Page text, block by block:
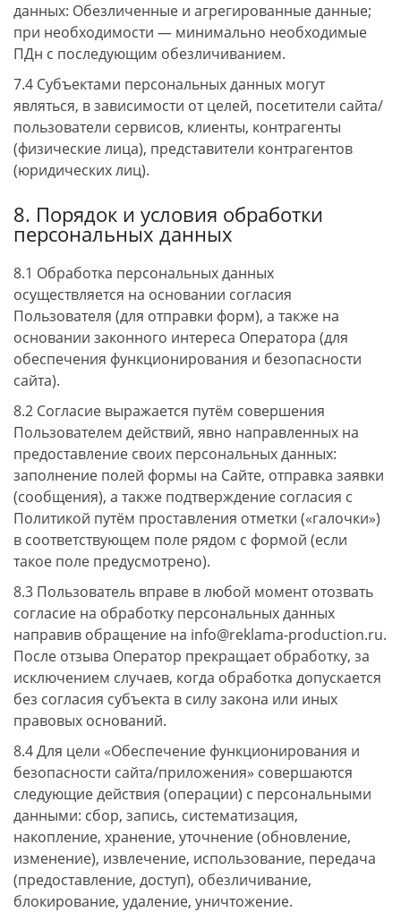
данных: Обезличенные и агрегированные данные;
при необходимости — минимально необходимые
ПДн с последующим обезличиванием.
7.4 Субъектами персональных данных могут
являться, в зависимости от целей, посетители сайта/
пользователи сервисов, клиенты, контрагенты
(физические лица), представители контрагентов
(юридических лиц).
8. Порядок и условия обработки
персональных данных
8.1 Обработка персональных данных
осуществляется на основании согласия
Пользователя (для отправки форм), а также на
основании законного интереса Оператора (для
обеспечения функционирования и безопасности
сайта).
8.2 Согласие выражается путём совершения
Пользователем действий, явно направленных на
предоставление своих персональных данных:
заполнение полей формы на Сайте, отправка заявки
(сообщения), а также подтверждение согласия с
Политикой путём проставления отметки («галочки»)
в соответствующем поле рядом с формой (если
такое поле предусмотрено).
8.3 Пользователь вправе в любой момент отозвать
согласие на обработку персональных данных
направив обращение на info@reklama-production.ru.
После отзыва Оператор прекращает обработку, за
исключением случаев, когда обработка допускается
без согласия субъекта в силу закона или иных
правовых оснований.
8.4 Для цели «Обеспечение функционирования и
безопасности сайта/приложения» совершаются
следующие действия (операции) с персональными
данными: сбор, запись, систематизация,
накопление, хранение, уточнение (обновление,
изменение), извлечение, использование, передача
(предоставление, доступ), обезличивание,
блокирование, удаление, уничтожение.